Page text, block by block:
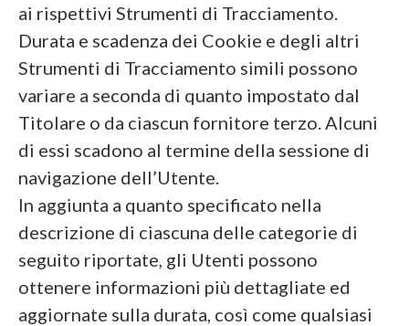
ai rispettivi Strumenti di Tracciamento.
Durata e scadenza dei Cookie e degli altri
Strumenti di Tracciamento simili possono
variare a seconda di quanto impostato dal
Titolare o da ciascun fornitore terzo. Alcuni
di essi scadono al termine della sessione di
navigazione dell’Utente.
In aggiunta a quanto specificato nella
descrizione di ciascuna delle categorie di
seguito riportate, gli Utenti possono
ottenere informazioni più dettagliate ed
aggiornate sulla durata, così come qualsiasi